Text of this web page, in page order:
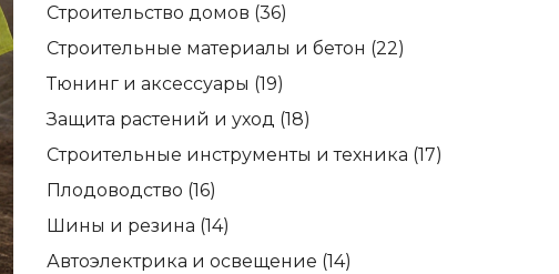
Строительство домов (36)
Строительные материалы и бетон (22)
Тюнинг и аксессуары (19)
Защита растений и уход (18)
Строительные инструменты и техника (17)
Плодоводство (16)
Шины и резина (14)
Автоэлектрика и освещение (14)